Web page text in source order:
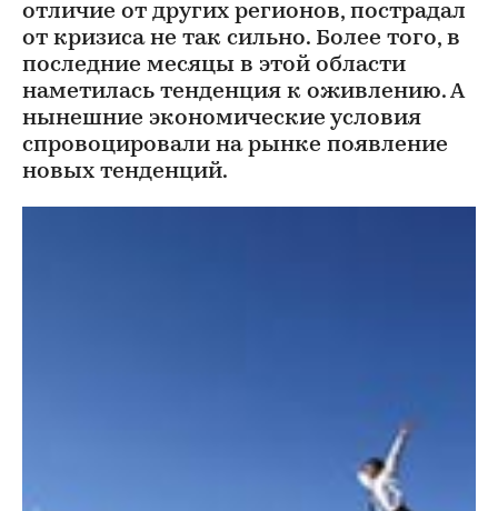
отличие от других регионов, пострадал
от кризиса не так сильно. Более того, в
последние месяцы в этой области
наметилась тенденция к оживлению. А
нынешние экономические условия
спровоцировали на рынке появление
новых тенденций.